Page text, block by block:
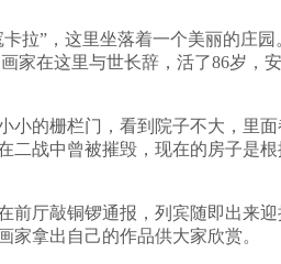
拉”，这里坐落着一个美丽的庄园
家在这里与世长辞，活了86岁，
的栅栏门，看到院子不大，里
战中曾被摧毁，现在的房子是
厅敲铜锣通报，列宾随即出来
拿出自己的作品供大家欣赏。